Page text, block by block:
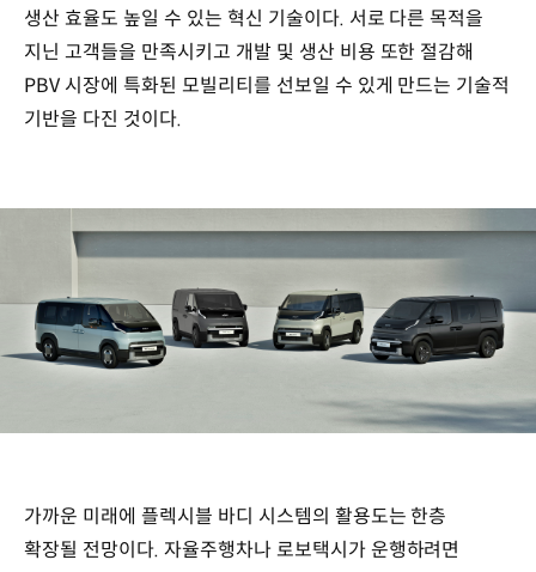
생산 효율도 높일 수 있는 혁신 기술이다. 서로 다른 목적을
지닌 고객들을 만족시키고 개발 및 생산 비용 또한 절감해
PBV 시장에 특화된 모빌리티를 선보일 수 있게 만드는 기술적
기반을 다진 것이다.
가까운 미래에 플렉시블 바디 시스템의 활용도는 한층
확장될 전망이다. 자율주행차나 로보택시가 운행하려면